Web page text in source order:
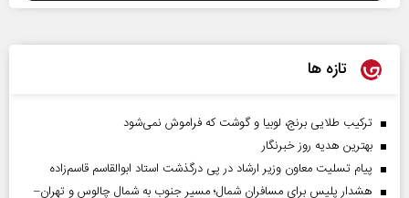
تازه ها
ترکیب طلایی برنج، لوبیا و گوشت که فراموش نمی‌شود
بهترین هدیه روز خبرنگار
پیام تسلیت معاون وزیر ارشاد در پی درگذشت استاد ابوالقاسم قاسم‌زاده
هشدار پلیس برای مسافران شمال؛ مسیر جنوب به شمال چالوس و تهران–